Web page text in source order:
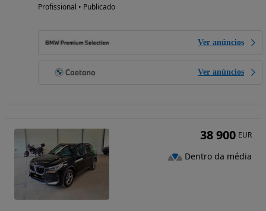
Profissional • Publicado
Ver anúncios
Ver anúncios
38 900 EUR
Dentro da média